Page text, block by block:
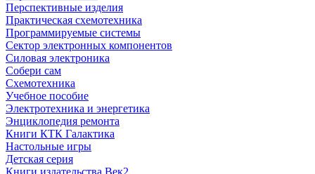
Перспективные изделия
Практическая схемотехника
Программируемые системы
Сектор электронных компонентов
Силовая электроника
Собери сам
Схемотехника
Учебное пособие
Электротехника и энергетика
Энциклопедия ремонта
Книги КТК Галактика
Настольные игры
Детская серия
Книги издательства Век2